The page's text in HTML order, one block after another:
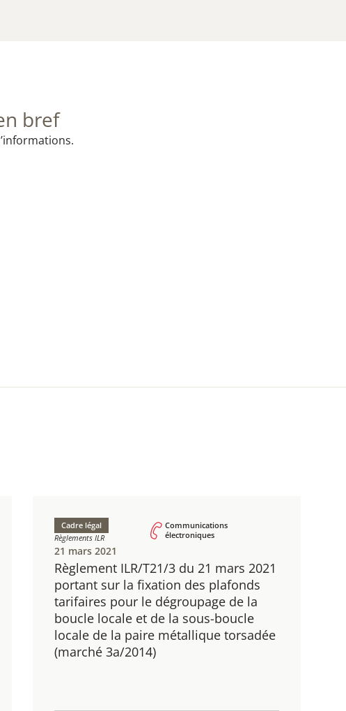
bref
Règlement ILR/T21/3 du 21 mars 2021
portant sur la fixation des plafonds
tarifaires pour le dégroupage de la
boucle locale et de la sous-boucle
locale de la paire métallique torsadée
(marché 3a/2014)
Cadre légal
Règlements ILR
Communications
électroniques
21 mars 2021